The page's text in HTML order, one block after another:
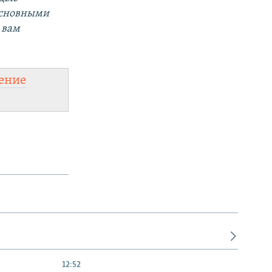
12:52